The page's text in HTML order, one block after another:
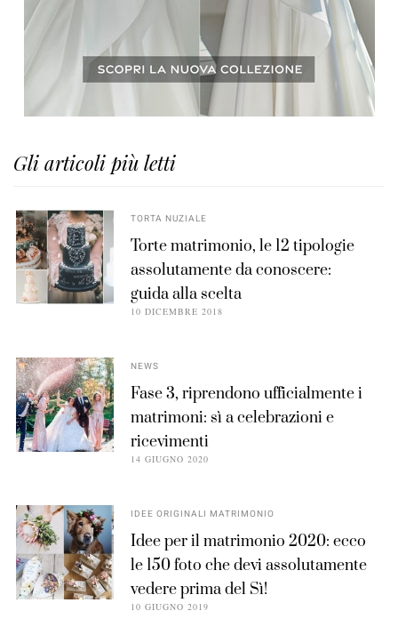
Gli articoli più letti
TORTA NUZIALE
Torte matrimonio, le 12 tipologie
assolutamente da conoscere:
guida alla scelta
10 DICEMBRE 2018
NEWS
Fase 3, riprendono ufficialmente i
matrimoni: sì a celebrazioni e
ricevimenti
14 GIUGNO 2020
IDEE ORIGINALI MATRIMONIO
Idee per il matrimonio 2020: ecco
le 150 foto che devi assolutamente
vedere prima del Sì!
10 GIUGNO 2019